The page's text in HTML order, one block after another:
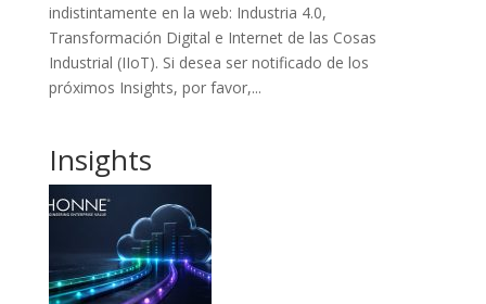
indistintamente en la web: Industria 4.0,
Transformación Digital e Internet de las Cosas
Industrial (IIoT). Si desea ser notificado de los
próximos Insights, por favor,...
Insights